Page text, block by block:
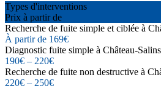
Types d'interventions
Prix à partir de
Recherche de fuite simple et ciblée à
À partir de 169€
Diagnostic fuite simple à Château-Salins
190€ – 220€
Recherche de fuite non destructive à
220€ – 250€